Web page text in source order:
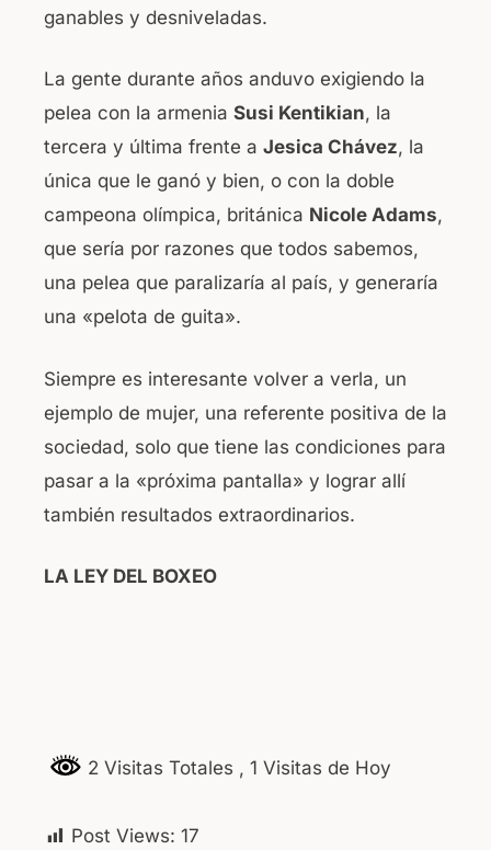
ganables y desniveladas.
La gente durante años anduvo exigiendo la
pelea con la armenia Susi Kentikian, la
tercera y última frente a Jesica Chávez, la
única que le ganó y bien, o con la doble
campeona olímpica, británica Nicole Adams,
que sería por razones que todos sabemos,
una pelea que paralizaría al país, y generaría
una «pelota de guita».
Siempre es interesante volver a verla, un
ejemplo de mujer, una referente positiva de la
sociedad, solo que tiene las condiciones para
pasar a la «próxima pantalla» y lograr allí
también resultados extraordinarios.
LA LEY DEL BOXEO
2 Visitas Totales , 1 Visitas de Hoy
Post Views: 17